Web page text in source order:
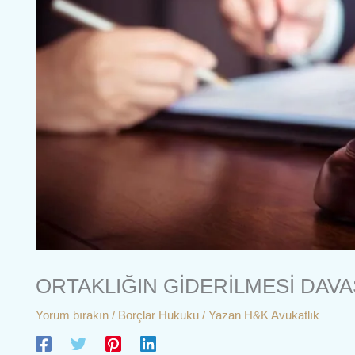
ORTAKLIĞIN GİDERİLMESİ
Yorum bırakın / Borçlar Hukuku / Yazan H&K Avukatlık